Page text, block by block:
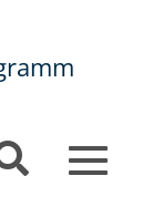
Toggle